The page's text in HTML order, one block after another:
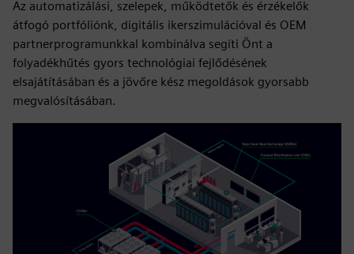
Az automatizálási, szelepek, működtetők és érzékelők
átfogó portfóliónk, digitális ikerszimulációval és OEM
partnerprogramunkkal kombinálva segíti Önt a
folyadékhűtés gyors technológiai fejlődésének
elsajátításában és a jövőre kész megoldások gyorsabb
megvalósításában.